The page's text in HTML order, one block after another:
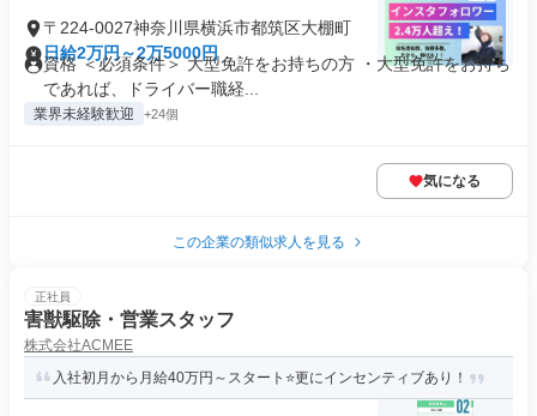
〒224-0027神奈川県横浜市都筑区大棚町
日給2万円～2万5000円
資格 ＜必須条件＞ 大型免許をお持ちの方 ・大型免許をお持ち
であれば、ドライバー職経...
業界未経験歓迎 +24個
気になる
この企業の類似求人を見る
正社員
害獣駆除・営業スタッフ
株式会社ACMEE
入社初月から月給40万円～スタート⭐更にインセンティブあり！